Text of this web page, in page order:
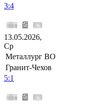
3:4
13.05.2026,
Ср
Металлург ВО
Гранит-Чехов
5:1